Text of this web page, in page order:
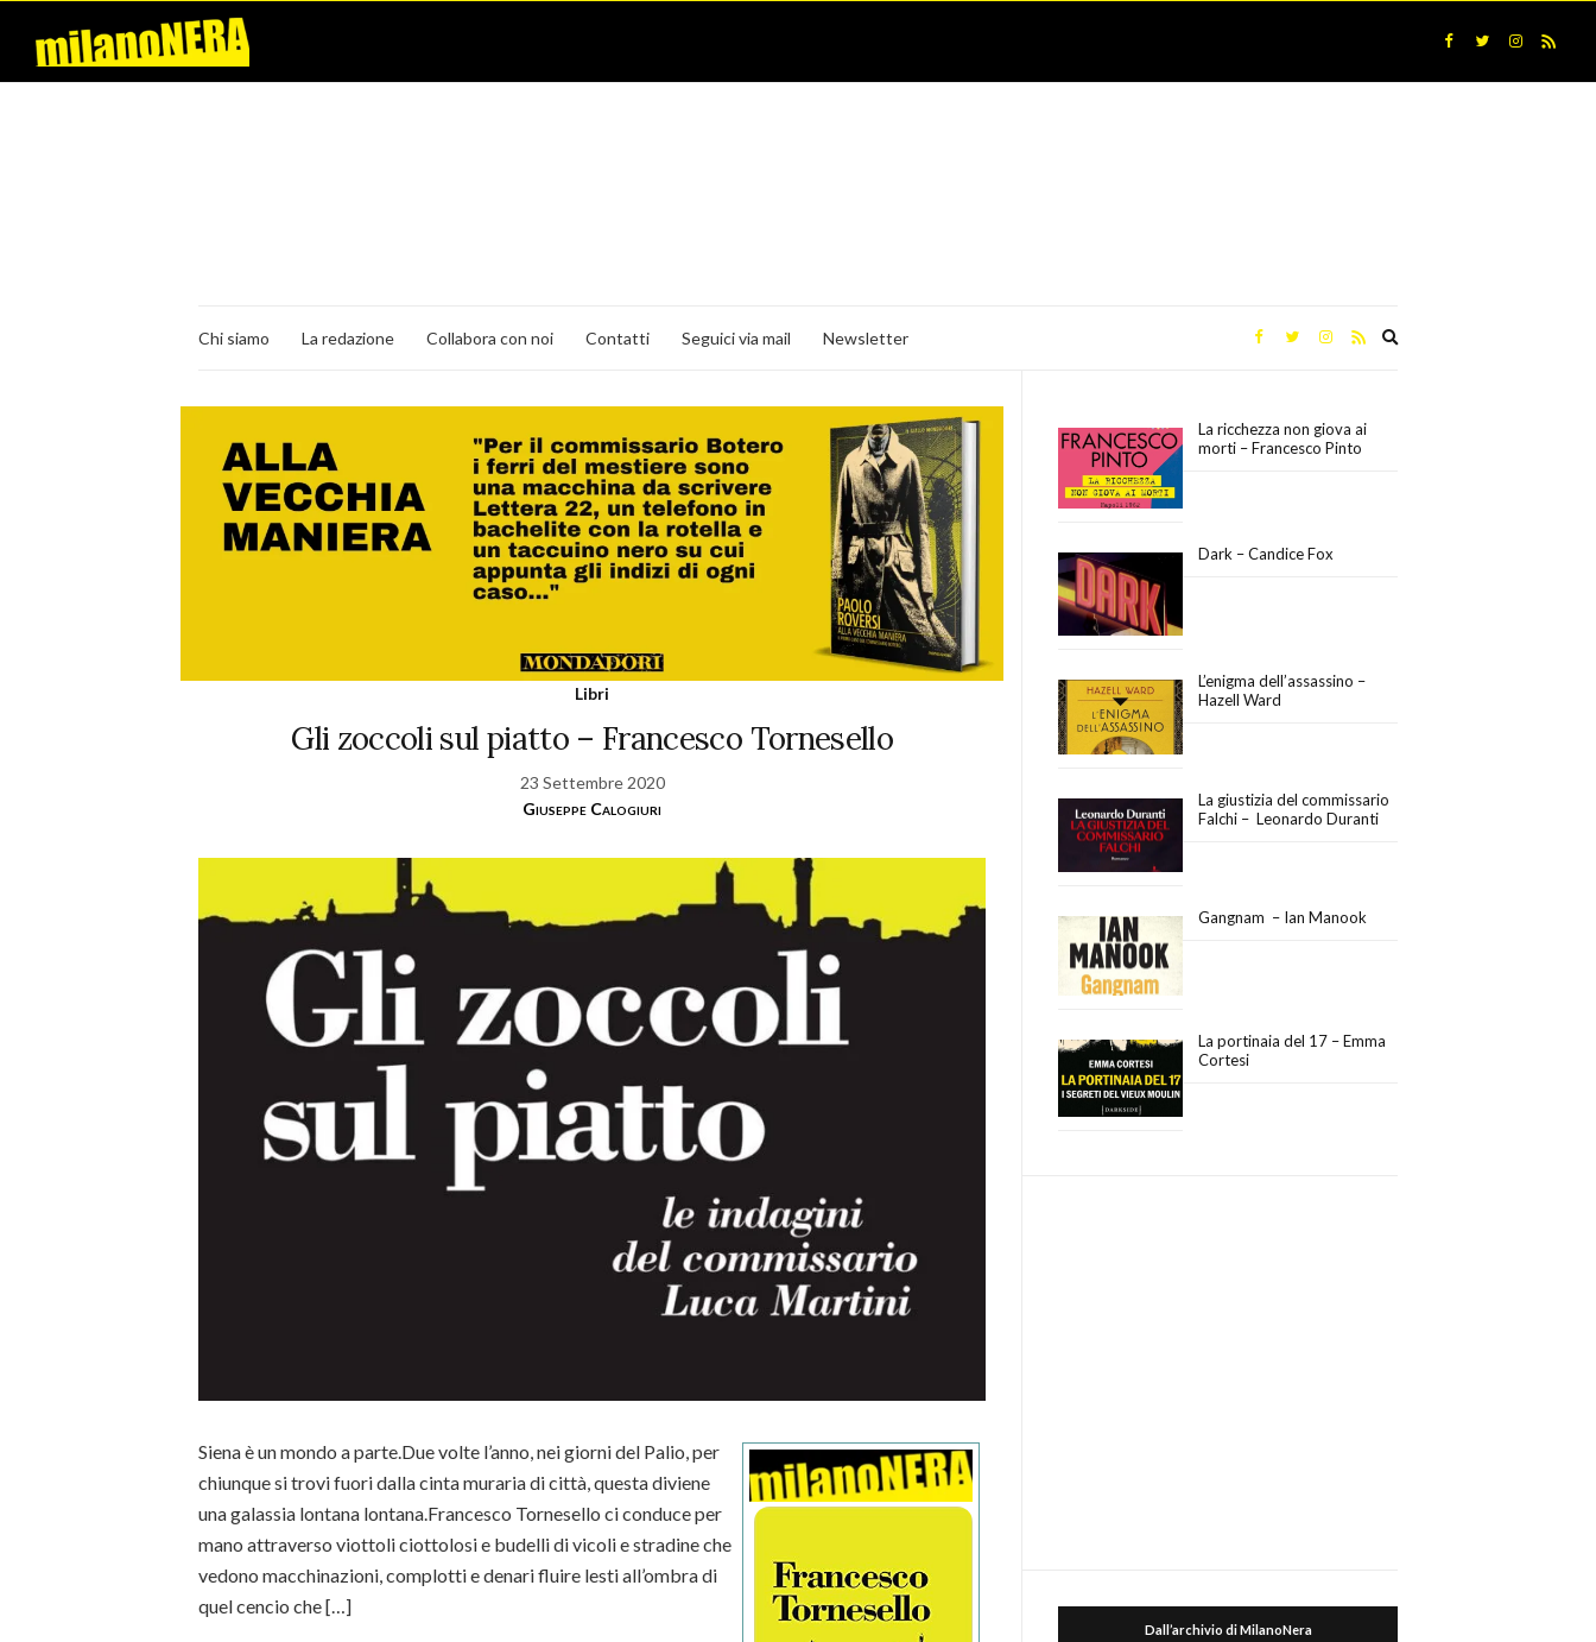
Chi siamo La redazione Collabora con noi Contatti Seguici via mail Newsletter
Libri
Gli zoccoli sul piatto – Francesco Tornesello
23 Settembre 2020
Giuseppe Calogiuri
Siena è un mondo a parte.Due volte l’anno, nei giorni del Palio, per
chiunque si trovi fuori dalla cinta muraria di città, questa diviene
una galassia lontana lontana.Francesco Tornesello ci conduce per
mano attraverso viottoli ciottolosi e budelli di vicoli e stradine che
vedono macchinazioni, complotti e denari fluire lesti all’ombra di
quel cencio che […]
La ricchezza non giova ai
morti – Francesco Pinto
Dark – Candice Fox
L’enigma dell’assassino –
Hazell Ward
La giustizia del commissario
Falchi – Leonardo Duranti
Gangnam – Ian Manook
La portinaia del 17 – Emma
Cortesi
Dall’archivio di MilanoNera